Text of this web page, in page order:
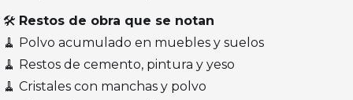
🛠️ Restos de obra que se notan
🧹 Polvo acumulado en muebles y suelos
🧹 Restos de cemento, pintura y yeso
🧹 Cristales con manchas y polvo